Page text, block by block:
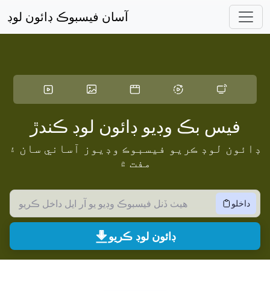
آسان فيسبوڪ ڊائون لوڊ
فيس بڪ وڊيو ڊائون لوڊ ڪندڙ
ڊائون لوڊ ڪريو فيسبوڪ وڊيوز آساني سان ۽
مفت ۾
داخلو
ڊائون لوڊ ڪريو